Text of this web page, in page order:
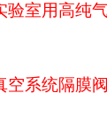
用高纯气
系统隔膜